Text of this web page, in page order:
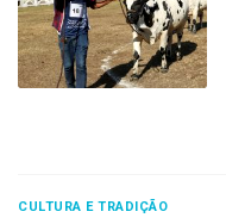
CULTURA E TRADIÇÃO